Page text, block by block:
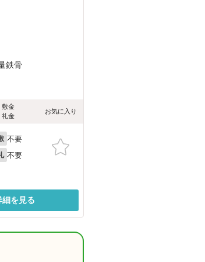
鉄骨
敷金
礼金
お気に入り
不要
不要
細を見る